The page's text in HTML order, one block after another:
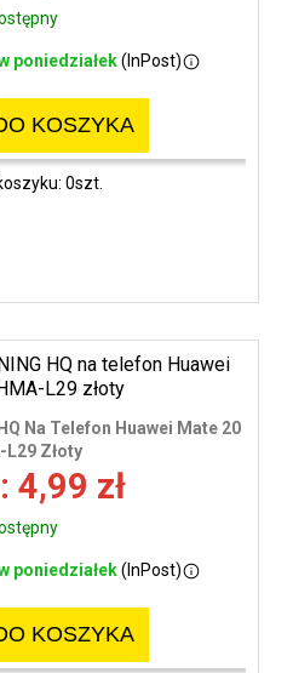
poniedziałek(InPost)
KOSZYKA
0szt.
Na Telefon Huawei Mate 20
L29 Złoty
4,99 zł
poniedziałek(InPost)
KOSZYKA